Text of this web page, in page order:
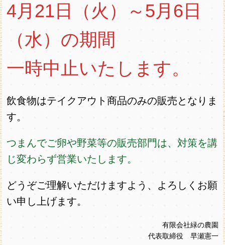
4月21日（火）～5月6日
（水）の期間
一時中止いたします。
飲食物はテイクアウト商品のみの販売となりま
す。
つまんでご卵や野菜等の販売部門は、対策を講
じ変わらず営業いたします。
どうぞご理解いただけますよう、よろしくお願
い申し上げます。
有限会社緑の農園
代表取締役 早瀬憲一